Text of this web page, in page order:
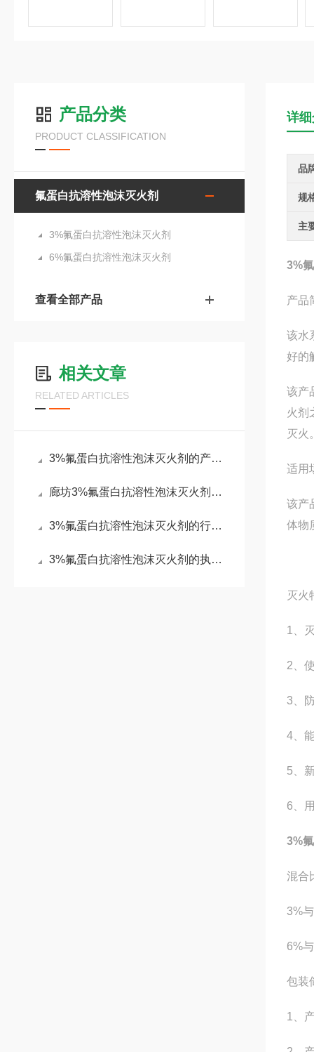
产品分类
PRODUCT CLASSIFICATION
氟蛋白抗溶性泡沫灭火剂
3%氟蛋白抗溶性泡沫灭火剂
6%氟蛋白抗溶性泡沫灭火剂
查看全部产品
相关文章
RELATED ARTICLES
3%氟蛋白抗溶性泡沫灭火剂的产品资料
廊坊3%氟蛋白抗溶性泡沫灭火剂的使用方法
3%氟蛋白抗溶性泡沫灭火剂的行业标准
3%氟蛋白抗溶性泡沫灭火剂的执行标准
详
品
规
主
3%
产品
该水
好的
该产
火剂
灭火
适用
该产
体物
灭火
1、
2、
3、
4、
5、
6、
3%
混合
3%
6%
包装
1、